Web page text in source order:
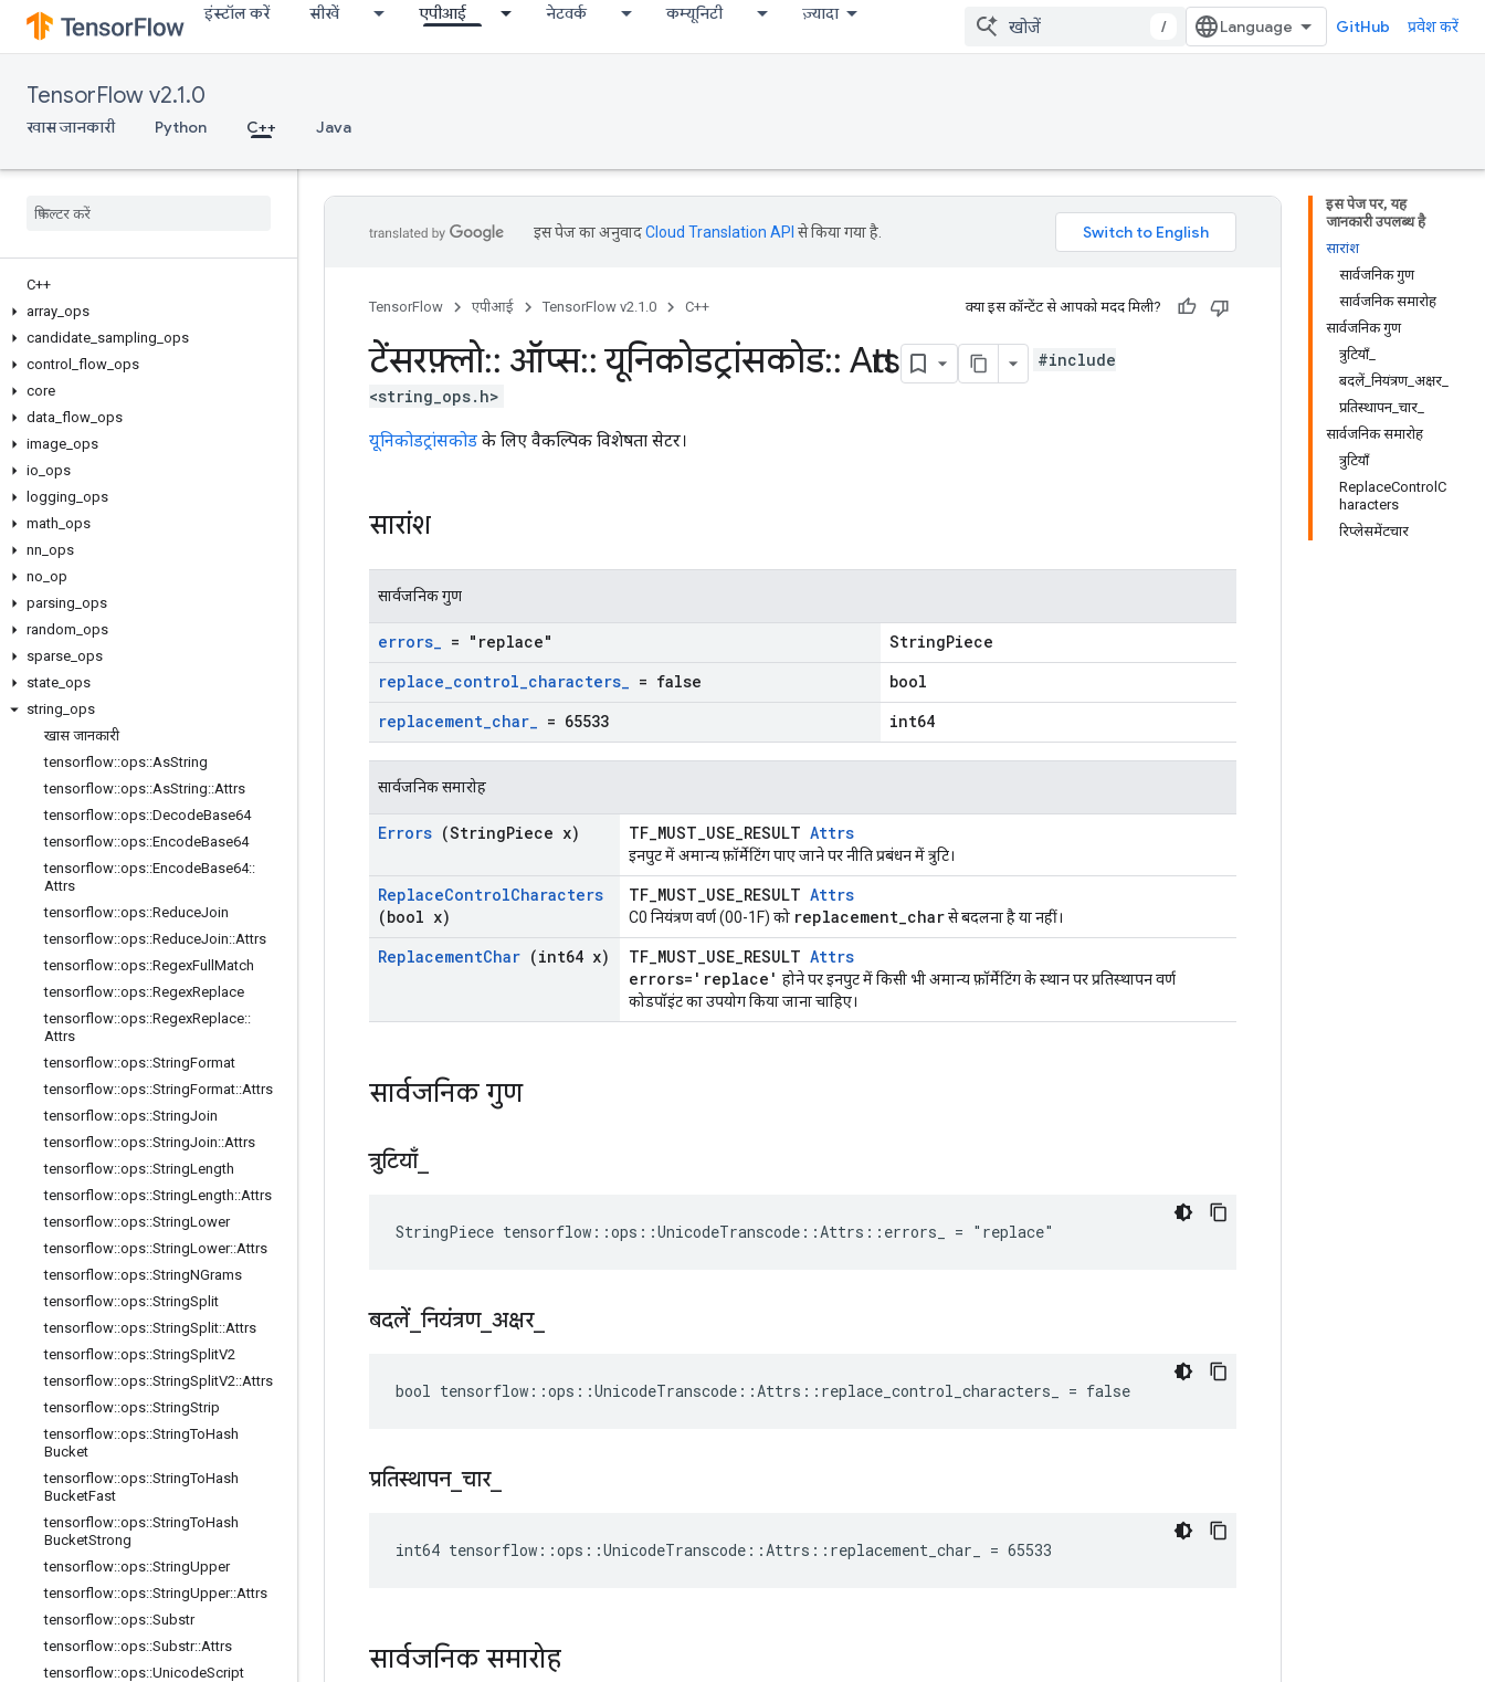
इंस्टॉल करें सीखें एपीआई नेटवर्क कम्यूनिटी ज़्यादा
/ GitHub प्रवेश करें
TensorFlow v2.1.0
खास जानकारी Python C++ Java
C++
array ops
candidate sampling ops
control
flow ops
core
data flow ops
image ops
io ops
logging ops
math ops
nn ops
no op
parsing ops
random ops
sparse ops
state ops
string ops
खास जानकारी
tensorflow::ops::AsString
tensorflow::ops::AsString::Attrs
tensorflow::ops::DecodeBase64
tensorflow::ops::EncodeBase64
tensorflow::ops::EncodeBase64::
Attrs
tensorflow::ops::ReduceJoin
tensorflow::ops::ReduceJoin::Attrs
tensorflow::ops::RegexFull Match
tensorflow::ops::RegexReplace
tensorflow::ops::RegexReplace::
Attrs
tensorflow::ops::StringFormat
tensorflow::ops::StringFormat::Attrs
tensorflow::ops::StringJoin
tensorflow::ops::StringJoin::Attrs
tensorflow::ops::StringLength
tensorflow::ops::StringLength::Attrs
tensorflow::ops::StringLower
tensorflow::ops::StringLower::Attrs
tensorflow::ops::StringNGrams
tensorflow::ops::StringSplit
tensorflow::ops::StringSplit::Attrs
tensorflow::ops::StringSplitV2
tensorflow::ops::StringSplitV2::Attrs
tensorflow::ops::StringStrip
tensorflow::ops::StringToHash
Bucket
tensorflow::ops::StringToHash
BucketFast
tensorflow::ops::StringToHash
BucketStrong
tensorflow::ops::StringUpper
tensorflow::ops::StringUpper::Attrs
tensorflow::ops::Substr
tensorflow::ops::Substr::Attrs
tensorflow::ops::UnicodeScript
इस पेज पर, यह
जानकारी उपलब्ध है
सारांश
सार्वजनिक गुण
सार्वजनिक समारोह
सार्वजनिक गुण
त्रुटियाँ_
बदलें_नियंत्रण_अक्षर_
प्रतिस्थापन_चार_
सार्वजनिक समारोह
त्रुटियाँ
ReplaceControlC
haracters
रिप्लेसमेंटचार
इस पेज का अनुवादCloud Translation API से किया गया है.
TensorFlow एपीआई TensorFlow v2.1.0 C++ क्या इस कॉन्टेंट से आपको मदद मिली?
टेंसरफ़्लो:: ऑप्स:: यूनिकोडट्रांसकोड:: Attrs
#include
<string_ops.h>
यूनिकोडट्रांसकोड के लिए वैकल्पिक विशेषता सेटर।
सारांश
सार्वजनिक गुण
errors_ = "replace"
StringPiece
replace_control_characters_ = false
bool
replacement_char_ = 65533 int64
सार्वजनिक समारोह
Errors (StringPiece x) TF_MUST_USE_RESULT Attrs
इनपुट में अमान्य फ़ॉर्मेटिंग पाए जाने पर नीति प्रबंधन में त्रुटि।
ReplaceControlCharacters
(bool x)
TF_MUST_USE_RESULT Attrs
C0 नियंत्रण वर्ण (00-1F) को replacement_charसे बदलना है या नहीं।
ReplacementChar (int64 x) TF_MUST_USE_RESULT Attrs
errors='replace' होने पर इनपुट में किसी भी अमान्य फ़ॉर्मेटिंग के स्थान पर प्रतिस्थापन वर्ण
कोडपॉइंट का उपयोग किया जाना चाहिए।
सार्वजनिक गुण
त्रुटियाँ_
StringPiece tensorflow::ops::UnicodeTranscode::Attrs::errors_ = "replace"
बदलें_नियंत्रण_ अक्षर_
bool tensorflow::ops::UnicodeTranscode::Attrs::replace_control_characters_ = false
प्रतिस्थापन_चार_
int64 tensorflow::ops::UnicodeTranscode::Attrs::replacement_char_ = 65533
सार्वजनिक समारोह